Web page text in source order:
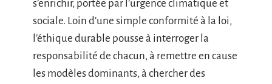
s’enrichir, portée par l’urgence climatique et
sociale. Loin d’une simple conformité à la loi,
l’éthique durable pousse à interroger la
responsabilité de chacun, à remettre en cause
les modèles dominants, à chercher des